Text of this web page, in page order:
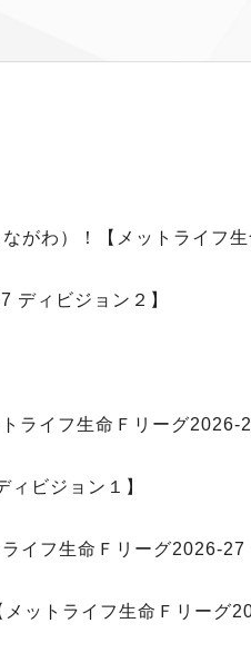
がわ）！【メットライフ
ディビジョン２】
ライフ生命Ｆリーグ2026-
ビジョン１】
イフ生命Ｆリーグ2026-27
ットライフ生命Ｆリーグ